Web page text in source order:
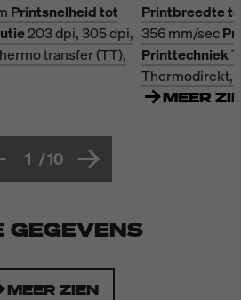
Printsnelheid tot
203 dpi, 305 dpi,
transfer (TT),
Printbreedte
356 mm/sec
Printtechniek
Thermodirekt,
MEER
1 /10
GEGEVENS
MEER ZIEN